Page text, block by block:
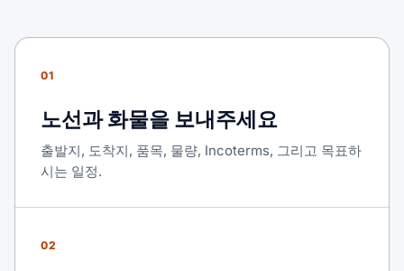
01
노선과 화물을 보내주세요
출발지, 도착지, 품목, 물량, Incoterms, 그리고 목표하
시는 일정.
02